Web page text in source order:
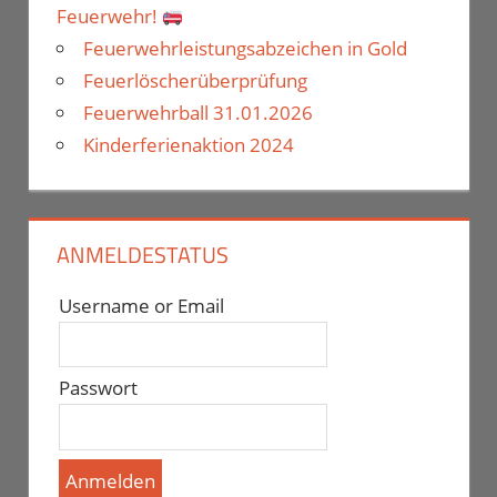
Feuerwehr!
Feuerwehrleistungsabzeichen in Gold
Feuerlöscherüberprüfung
Feuerwehrball 31.01.2026
Kinderferienaktion 2024
ANMELDESTATUS
Username or Email
Passwort